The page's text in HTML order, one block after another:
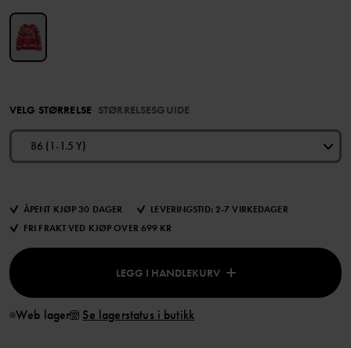
VELG STØRRELSE STØRRELSESGUIDE
86 (1-1.5 Y)
ÅPENT KJØP 30 DAGER
LEVERINGSTID: 2-7 VIRKEDAGER
FRI FRAKT VED KJØP OVER 699 KR
LEGG I HANDLEKURV
Web lager Se lagerstatus i butikk